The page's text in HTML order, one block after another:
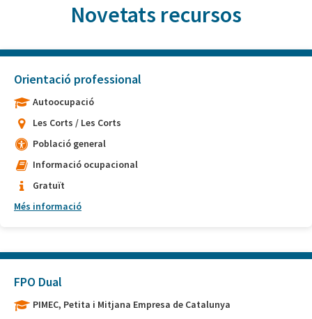
Novetats recursos
Orientació professional
Autoocupació
Les Corts / Les Corts
Població general
Informació ocupacional
Gratuït
Més informació
FPO Dual
PIMEC, Petita i Mitjana Empresa de Catalunya